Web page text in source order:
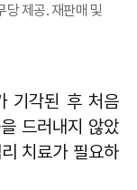
제공. 재판매 및
기각된 후 처음
드러내지 않았
치료가 필요하